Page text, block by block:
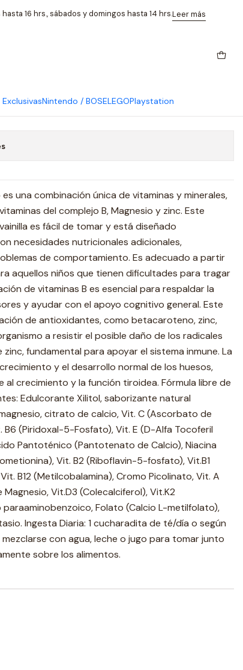
Nintendo / BOSELEGOPlaystation
16 hrs., sábados y domingos hasta 14 hrs.Leer más
Damasco Y Vainilla
una combinación única de vitaminas y minerales,
del complejo B, Magnesio y zinc. Este
es fácil de tomar y está diseñado
necesidades nutricionales adicionales,
de comportamiento. Es adecuado a partir
aquellos niños que tienen dificultades para tragar
de vitaminas B es esencial para respaldar la
y ayudar con el apoyo cognitivo general. Este
de antioxidantes, como betacaroteno, zinc,
a resistir el posible daño de los radicales
fundamental para apoyar el sistema inmune. La
y el desarrollo normal de los huesos,
crecimiento y la función tiroidea. Fórmula libre de
Edulcorante Xilitol, saborizante natural
citrato de calcio, Vit. C (Ascorbato de
B6 (Piridoxal-5-Fosfato), Vit. E (D-Alfa Tocoferil
Pantoténico (Pantotenato de Calcio), Niacina
Vit. B2 (Riboflavin-5-fosfato), Vit.B1
B12 (Metilcobalamina), Cromo Picolinato, Vit. A
Vit.D3 (Colecalciferol), Vit.K2
Folato (Calcio L-metilfolato),
Ingesta Diaria: 1 cucharadita de té/día o según
con agua, leche o jugo para tomar junto
sobre los alimentos.